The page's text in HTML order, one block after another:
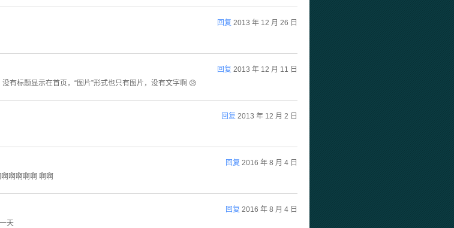
回复 2013 年 12 月 26 日
回复 2013 年 12 月 11 日
有标题显示在首页，“图片”形式也只有图片，没有文字啊 😥
回复 2013 年 12 月 2 日
回复 2016 年 8 月 4 日
啊啊啊啊 啊啊
回复 2016 年 8 月 4 日
天